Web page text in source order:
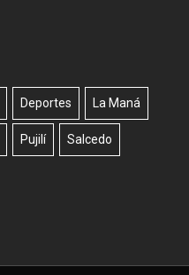
Deportes La Maná
Pujilí Salcedo